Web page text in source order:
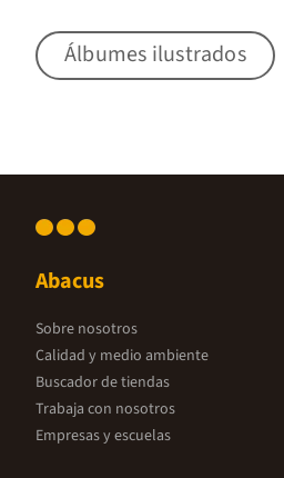
Álbumes ilustrados
Abacus
Sobre nosotros
Calidad y medio ambiente
Buscador de tiendas
Trabaja con nosotros
Empresas y escuelas